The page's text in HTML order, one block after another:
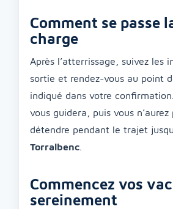
Comment se passe
charge
Après l’atterrissage, suivez les
sortie et rendez-vous au point
indiqué dans votre
vous guidera, puis vous n’aurez
détendre pendant le trajet
Torralbenc
Commencez vos
sereinement